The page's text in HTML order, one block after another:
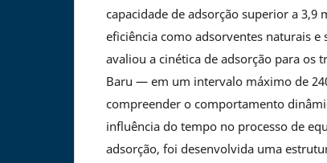
capacidade de adsorção superior a 3,9
eficiência como adsorventes naturais
avaliou a cinética de adsorção para os
Baru — em um intervalo máximo de
compreender o comportamento
influência do tempo no processo de
adsorção, foi desenvolvida uma